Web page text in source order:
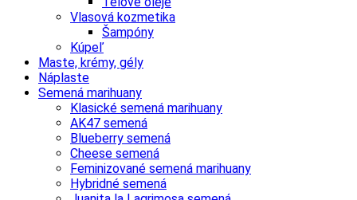
Vlasová kozmetika
Šampóny
Kúpeľ
Maste, krémy, gély
Náplaste
Semená marihuany
Klasické semená marihuany
AK47 semená
Blueberry semená
Cheese semená
Feminizované semená marihuany
Hybridné semená